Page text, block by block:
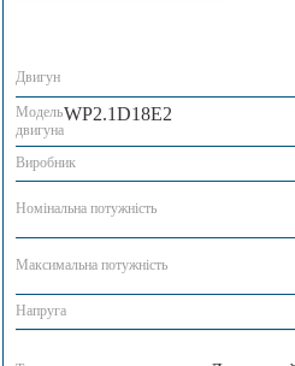
Двигун
Модель
двигуна
WP2.1D18E2
Виробник
Номінальна потужність
Максимальна потужність
Напруга